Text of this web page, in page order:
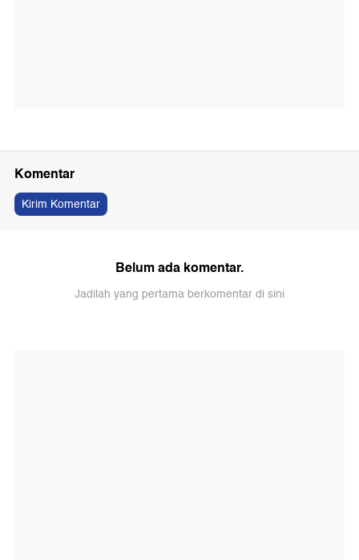
Komentar
Kirim Komentar
Belum ada komentar.
Jadilah yang pertama berkomentar di sini